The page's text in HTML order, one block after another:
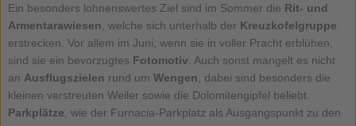
Ein besonders lohnenswertes Ziel sind im Sommer die Rit- und
Armentarawiesen, welche sich unterhalb der Kreuzkofelgruppe
erstrecken. Vor allem im Juni, wenn sie in voller Pracht erblühen,
sind sie ein bevorzugtes Fotomotiv. Auch sonst mangelt es nicht
an Ausflugszielen rund um Wengen, dabei sind besonders die
kleinen verstreuten Weiler sowie die Dolomitengipfel beliebt.
Parkplätze, wie der Furnacia-Parkplatz als Ausgangspunkt zu den